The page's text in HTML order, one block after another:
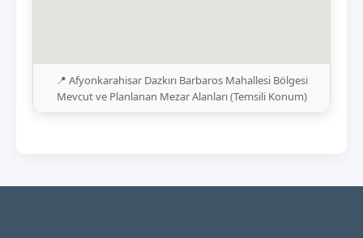
📍 Afyonkarahisar Dazkırı Barbaros Mahallesi Bölgesi
Mevcut ve Planlanan Mezar Alanları (Temsili Konum)